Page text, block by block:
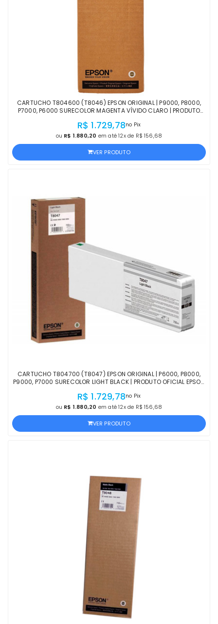
CARTUCHO T804600 (T8046) EPSON ORIGINAL | P9000, P8000,
P7000, P6000 SURECOLOR MAGENTA VÍVIDO CLARO | PRODUTO
R$ 1.729,78no Pix
ou R$ 1.880,20 em até 12x de R$ 156,68
VER PRODUTO
CARTUCHO T804700 (T8047) EPSON ORIGINAL | P6000, P8000,
P9000, P7000 SURECOLOR LIGHT BLACK | PRODUTO OFICIAL EPSON
R$ 1.729,78no Pix
ou R$ 1.880,20 em até 12x de R$ 156,68
VER PRODUTO